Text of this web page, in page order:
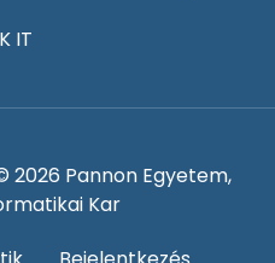
IT
Pannon Egyetem,
Kar